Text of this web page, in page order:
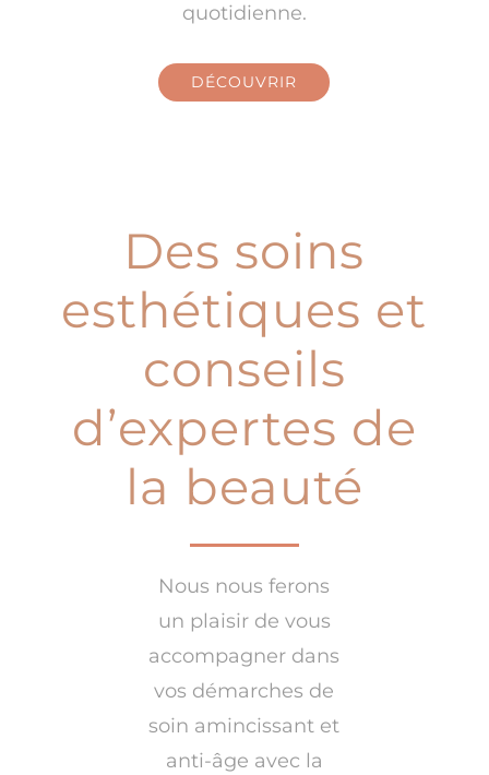
quotidienne.
DÉCOUVRIR
Des soins
esthétiques et
conseils
d’expertes de
la beauté
Nous nous ferons
un plaisir de vous
accompagner dans
vos démarches de
soin amincissant et
anti-âge avec la